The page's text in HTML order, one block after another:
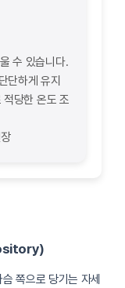
수 있습니다.
단하게 유지
당한 온도 조
쪽으로 당기는 자세